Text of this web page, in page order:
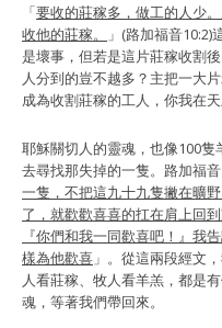
「要收的莊稼多，做工的人少
收他的莊稼。
」(路加福音
是壞事，但若是這片莊稼收割
人分到的豈不越多？主把一大
成為收割莊稼的工人，你我在天
耶穌關切人的靈魂，也像100隻
去尋找那失掉的一隻。路加福
一隻，不把這九十九隻撇在曠
了，就歡歡喜喜的扛在肩上回
『你們和我一同歡喜吧！』我
樣為他歡喜 」。從這兩段經文
人看莊稼、牧人看羊羔，都是
魂，等著我們帶回來。